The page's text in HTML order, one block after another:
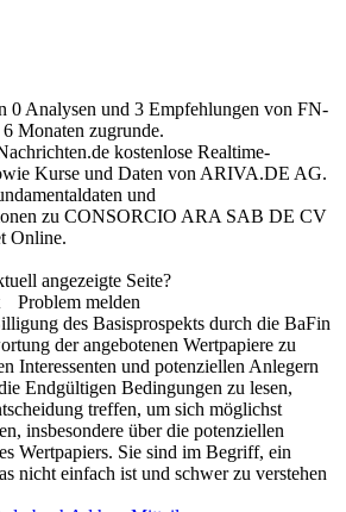
0 Analysen und 3 Empfehlungen von FN-
Monaten zugrunde.
kostenlose Realtime-
Kurse und Daten von ARIVA.DE AG.
und
zu CONSORCIO ARA SAB DE CV
Online.
angezeigte Seite?
Problem melden
des Basisprospekts durch die BaFin
der angebotenen Wertpapiere zu
Interessenten und potenziellen Anlegern
Endgültigen Bedingungen zu lesen,
treffen, um sich möglichst
insbesondere über die potenziellen
Wertpapiers. Sie sind im Begriff, ein
nicht einfach ist und schwer zu verstehen